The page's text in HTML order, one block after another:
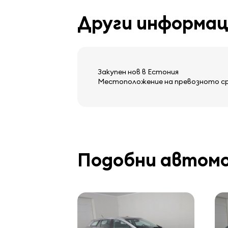
Други
Закупен нов в Естония
Местоположение на превозното
Подобни